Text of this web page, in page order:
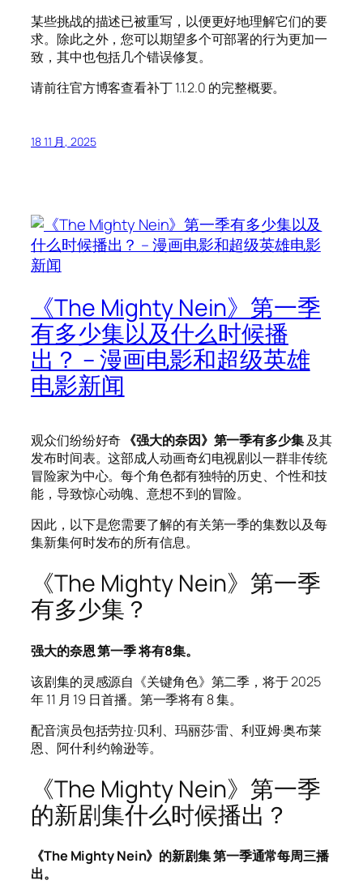
某些挑战的描述已被重写，以便更好地理解它们的要
求。除此之外，您可以期望多个可部署的行为更加一
致，其中也包括几个错误修复。
请前往官方博客查看补丁 1.1.2.0 的完整概要。
18 11 月, 2025
《The Mighty Nein》第一季
有多少集以及什么时候播
出？ – 漫画电影和超级英雄
电影新闻
观众们纷纷好奇 《强大的奈因》第一季有多少集及其
发布时间表。这部成人动画奇幻电视剧以一群非传统
冒险家为中心。每个角色都有独特的历史、个性和技
能，导致惊心动魄、意想不到的冒险。
因此，以下是您需要了解的有关第一季的集数以及每
集新集何时发布的所有信息。
《The Mighty Nein》第一季
有多少集？
强大的奈恩 第一季将有8集。
该剧集的灵感源自《关键角色》第二季，将于 2025
年 11 月 19 日首播。第一季将有 8 集。
配音演员包括劳拉·贝利、玛丽莎·雷、利亚姆·奥布莱
恩、阿什利·约翰逊等。
《The Mighty Nein》第一季
的新剧集什么时候播出？
《The Mighty Nein》的新剧集第一季通常每周三播
出。